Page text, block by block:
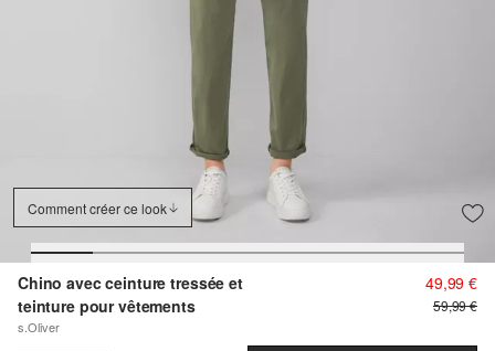
Comment créer ce look
Chino avec ceinture tressée et
teinture pour vêtements
s.Oliver
49,99 €
59,99 €